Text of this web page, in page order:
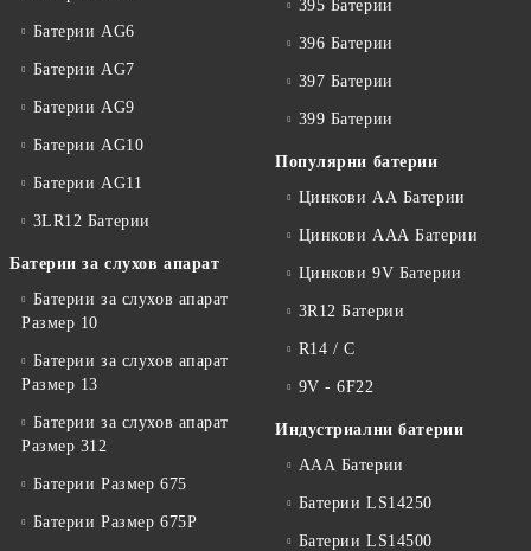
Батерии AG6
Батерии AG7
Батерии AG9
Батерии AG10
Батерии AG11
3LR12 Батерии
Батерии за слухов апарат
Батерии за слухов апарат
Размер 10
Батерии за слухов апарат
Размер 13
Батерии за слухов апарат
Размер 312
Батерии Размер 675
Батерии Размер 675P
395 Батерии
396 Батерии
397 Батерии
399 Батерии
Популярни батерии
Цинкови АА Батерии
Цинкови ААА Батерии
Цинкови 9V Батерии
3R12 Батерии
R14 / C
9V - 6F22
Индустриални батерии
ААА Батерии
Батерии LS14250
Батерии LS14500